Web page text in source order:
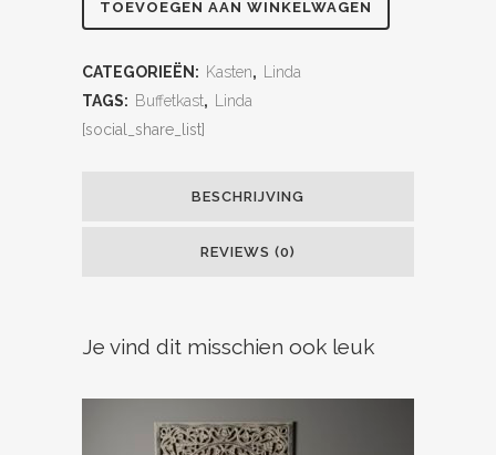
TOEVOEGEN AAN WINKELWAGEN
CATEGORIEËN: Kasten, Linda
TAGS: Buffetkast, Linda
[social_share_list]
BESCHRIJVING
REVIEWS (0)
Je vind dit misschien ook leuk